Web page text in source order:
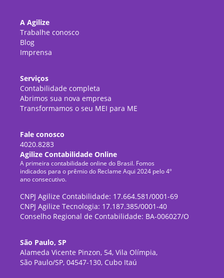
A Agilize
Trabalhe conosco
Blog
Imprensa
Serviços
Contabilidade completa
Abrimos sua nova empresa
Transformamos o seu MEI para ME
Fale conosco
4020.8283
Agilize Contabilidade Online
A primeira contabilidade online do Brasil. Fomos
indicados para o prêmio do Reclame Aqui 2024 pelo 4º
ano consecutivo.
CNPJ Agilize Contabilidade: 17.664.581/0001-69
CNPJ Agilize Tecnologia: 17.187.385/0001-40
Conselho Regional de Contabilidade: BA-006027/O
São Paulo, SP
Alameda Vicente Pinzon, 54, Vila Olímpia,
São Paulo/SP, 04547-130, Cubo Itaú